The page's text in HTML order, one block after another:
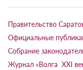
Правительство
Официальные
Собрание
Журнал «Волга XXI